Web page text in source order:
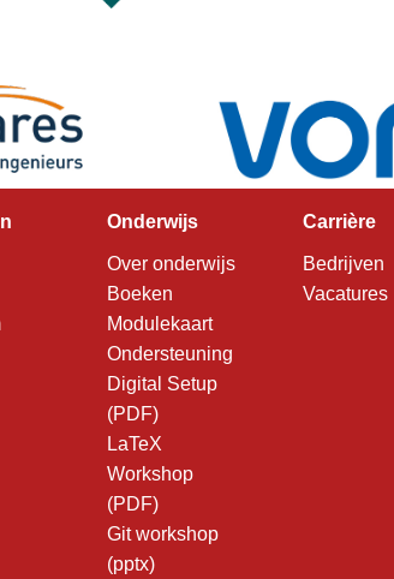
Onderwijs
Over onderwijs
Boeken
Modulekaart
Ondersteuning
Digital Setup
(PDF)
LaTeX
Workshop
(PDF)
Git workshop
(pptx)
Carrière
Bedrijven
Vacatures